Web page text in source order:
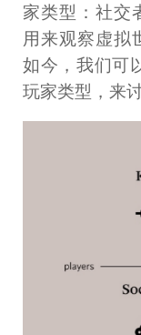
家类型：社交
用来观察虚拟
如今，我们可
玩家类型，来